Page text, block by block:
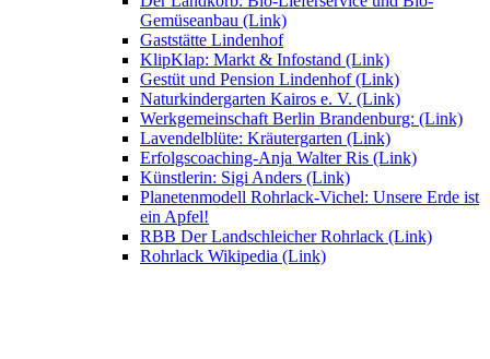
Gemüseanbau (Link)
Gaststätte Lindenhof
KlipKlap: Markt & Infostand (Link)
Gestüt und Pension Lindenhof (Link)
Naturkindergarten Kairos e. V. (Link)
Werkgemeinschaft Berlin Brandenburg: (Link)
Lavendelblüte: Kräutergarten (Link)
Erfolgscoaching-Anja Walter Ris (Link)
Künstlerin: Sigi Anders (Link)
Planetenmodell Rohrlack-Vichel: Unsere Erde ist
ein Apfel!
RBB Der Landschleicher Rohrlack (Link)
Rohrlack Wikipedia (Link)